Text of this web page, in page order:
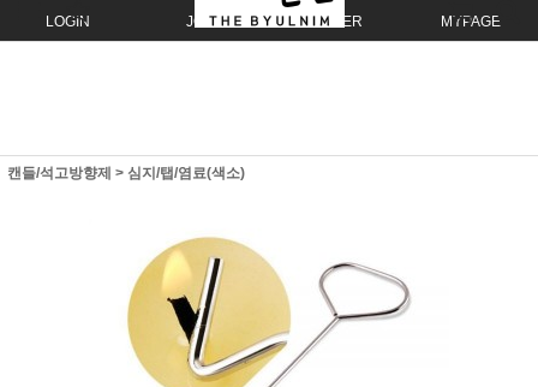
LOGIN JOIN ORDER MYPAGE
캔들/석고방향제 > 심지/탭/염료(색소)